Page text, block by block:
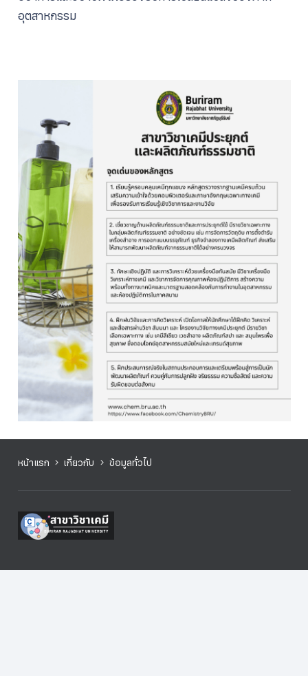
อุตสาหกรรม
หน้าแรก เกี่ยวกับ ข้อมูลทั่วไป